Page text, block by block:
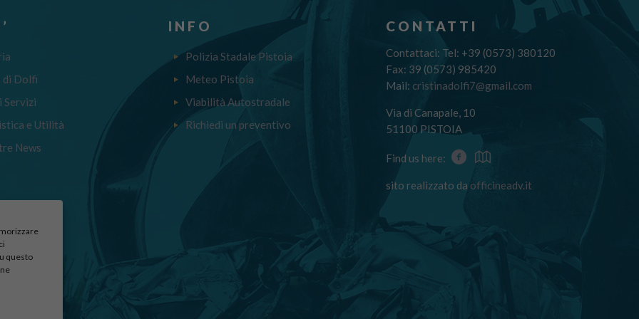
questo
di Dolfi
Servizi
e Utilità
News
INFO
Polizia Stadale Pistoia
Meteo Pistoia
Viabilità Autostradale
Richiedi un preventivo
CONTATTI
Contattaci: Tel: +39 (0573) 380120
Fax: 39 (0573) 985420
Mail: cristinadolfi7@gmail.com
Via di Canapale, 10
51100 PISTOIA
Find us here:
sito realizzato da officineadv.it